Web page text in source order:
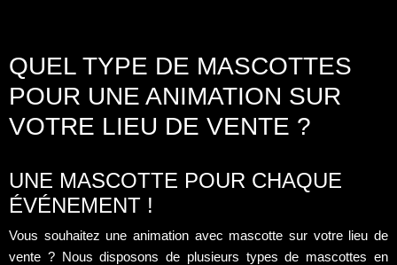
QUEL TYPE DE MASCOTTES
POUR UNE ANIMATION SUR
VOTRE LIEU DE VENTE ?
UNE MASCOTTE POUR CHAQUE
ÉVÉNEMENT !
Vous souhaitez une animation avec mascotte sur votre lieu de
vente ? Nous disposons de plusieurs types de mascottes en